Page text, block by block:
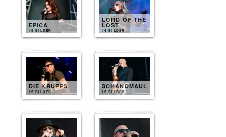
EPICA
15 BILDER
LORD OF THE
LOST
14 BILDER
DIE KRUPPS
12 BILDER
SCHANDMAUL
12 BILDER